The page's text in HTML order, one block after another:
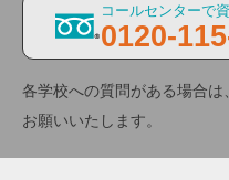
コールセンターで
0120-
各学校への質問がある場合
お願いいたします。